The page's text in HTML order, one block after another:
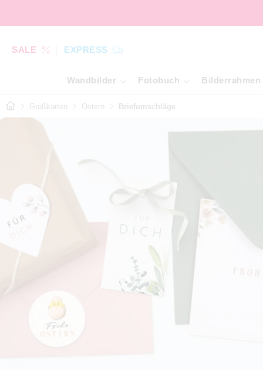
SALE EXPRESS
Wandbilder Fotobuch Bilderrahmen
Grußkarten Ostern Briefumschläge